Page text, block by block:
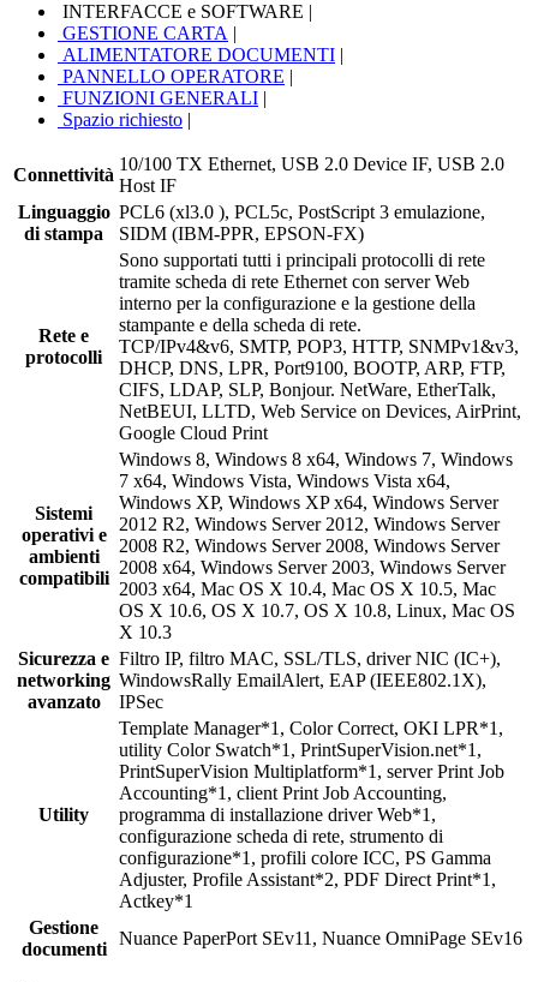
INTERFACCE e SOFTWARE |
GESTIONE CARTA |
ALIMENTATORE DOCUMENTI |
PANNELLO OPERATORE |
FUNZIONI GENERALI |
Spazio richiesto |
Connettività
10/100 TX Ethernet, USB 2.0 Device IF, USB 2.0
Host IF
Linguaggio
di stampa
PCL6 (xl3.0 ), PCL5c, PostScript 3 emulazione,
SIDM (IBM-PPR, EPSON-FX)
Rete e
protocolli
Sono supportati tutti i principali protocolli di rete
tramite scheda di rete Ethernet con server Web
interno per la configurazione e la gestione della
stampante e della scheda di rete.
TCP/IPv4&v6, SMTP, POP3, HTTP, SNMPv1&v3,
DHCP, DNS, LPR, Port9100, BOOTP, ARP, FTP,
CIFS, LDAP, SLP, Bonjour. NetWare, EtherTalk,
NetBEUI, LLTD, Web Service on Devices, AirPrint,
Google Cloud Print
Sistemi
operativi e
ambienti
compatibili
Windows 8, Windows 8 x64, Windows 7, Windows
7 x64, Windows Vista, Windows Vista x64,
Windows XP, Windows XP x64, Windows Server
2012 R2, Windows Server 2012, Windows Server
2008 R2, Windows Server 2008, Windows Server
2008 x64, Windows Server 2003, Windows Server
2003 x64, Mac OS X 10.4, Mac OS X 10.5, Mac
OS X 10.6, OS X 10.7, OS X 10.8, Linux, Mac OS
X 10.3
Sicurezza e
networking
avanzato
Filtro IP, filtro MAC, SSL/TLS, driver NIC (IC+),
WindowsRally EmailAlert, EAP (IEEE802.1X),
IPSec
Utility
Template Manager*1, Color Correct, OKI LPR*1,
utility Color Swatch*1, PrintSuperVision.net*1,
PrintSuperVision Multiplatform*1, server Print Job
Accounting*1, client Print Job Accounting,
programma di installazione driver Web*1,
configurazione scheda di rete, strumento di
configurazione*1, profili colore ICC, PS Gamma
Adjuster, Profile Assistant*2, PDF Direct Print*1,
Actkey*1
Gestione
documenti
Nuance PaperPort SEv11, Nuance OmniPage SEv16